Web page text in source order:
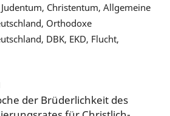
Christentum, Allgemeine
Orthodoxe
DBK, EKD, Flucht,
der Brüderlichkeit des